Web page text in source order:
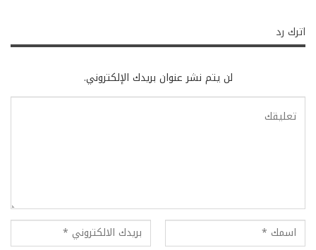
اترك رد
لن يتم نشر عنوان بريدك الإلكتروني.